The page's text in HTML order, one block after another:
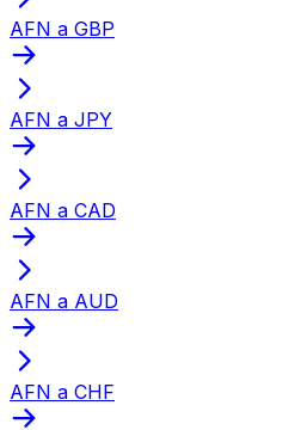
AFN a GBP
AFN a JPY
AFN a CAD
AFN a AUD
AFN a CHF